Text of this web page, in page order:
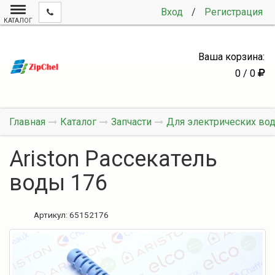
Вход / Регистрация
КАТАЛОГ
Ваша корзина:
0 / 0
Главная Каталог Запчасти Для электрических
Ariston Рассекатель
воды 176
Артикул: 65152176